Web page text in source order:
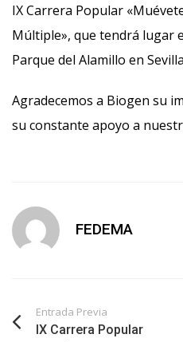
IX Carrera Popular
Múltiple», que tendrá lugar
Parque del Alamillo en
Agradecemos a Biogen su
su constante apoyo a
FEDEMA
Entrada Previa
IX Carrera Popular